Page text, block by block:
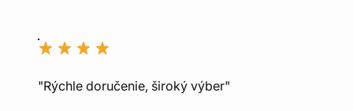
"Rýchle doručenie, široký výber"